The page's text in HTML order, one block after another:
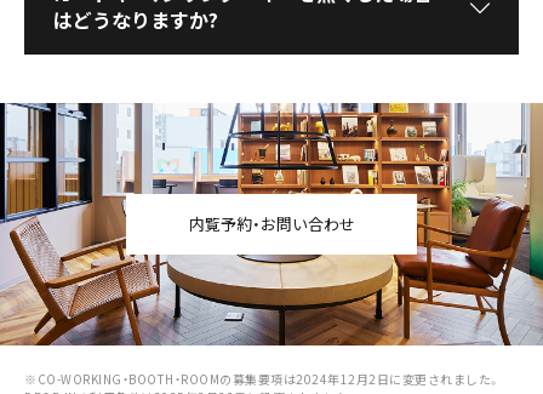
はどうなりますか?
内覧予約・お問い合わせ
※CO-WORKING・BOOTH・ROOMの募集要項は2024年12月2日に変更されました。